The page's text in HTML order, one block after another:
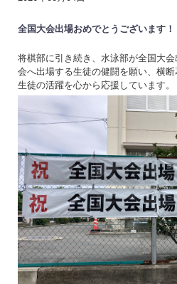
全国大会出場おめでとうございます！
将棋部に引き続き、水泳部が全国大
会へ出場する生徒の健闘を願い、横
生徒の活躍を心から応援しています。